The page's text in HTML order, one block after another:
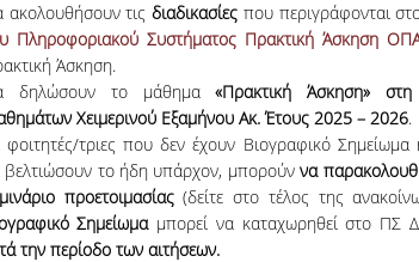
ακολουθήσουν τιςδιαδικασίες που περιγράφονται
Πληροφοριακού Συστήματος Πρακτική Άσκηση
Άσκηση.
δηλώσουν το μάθημα«Πρακτική Άσκηση»
Χειμερινού Εξαμήνου Ακ. Έτους 2025 – 2026.
φοιτητές/τριες που δεν έχουν Βιογραφικό Σημείωμα
βελτιώσουν το ήδη υπάρχον, μπορούννα
προετοιμασίας(δείτε στο τέλος της
Σημείωμαμπορεί να καταχωρηθεί στο ΠΣ
την περίοδο των αιτήσεων.